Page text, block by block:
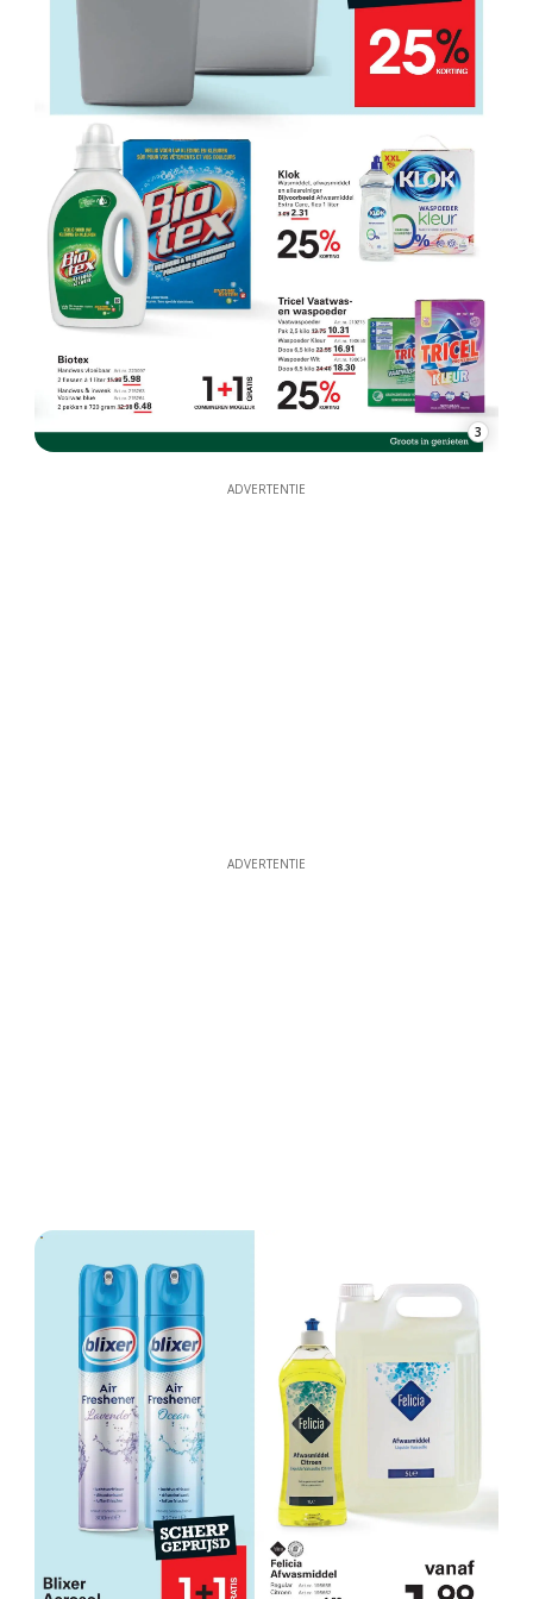
3
ADVERTENTIE
ADVERTENTIE